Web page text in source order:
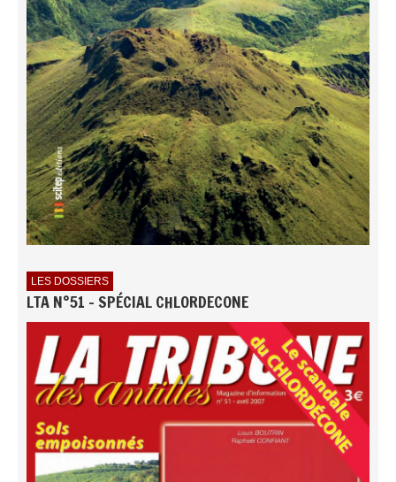
LES DOSSIERS
LTA N°51 - SPÉCIAL CHLORDECONE